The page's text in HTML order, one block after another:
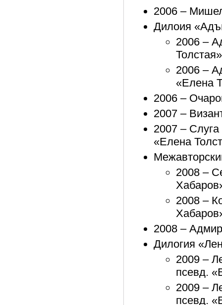
2006 –
Дилоия
2006 –
Толстая»
2006 –
«Елена
2006 –
2007 –
2007 –
«Елена
2008 –
2008 –
2008 –
Дилогия
2009 –
псевд.
2009 –
псевд.